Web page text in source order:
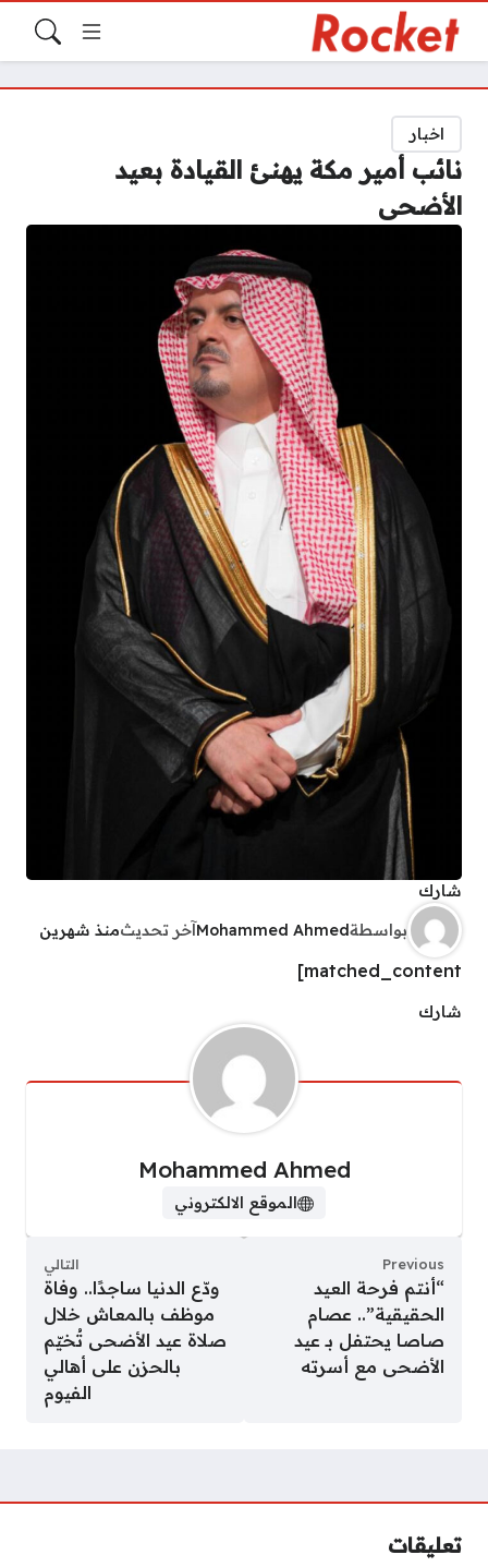
اخبار
نائب أمير مكة يهنئ القيادة بعيد
الأضحى
شارك
بواسطةMohammed Ahmedآخر تحديثمنذ شهرين
matched_content]
شارك
Mohammed Ahmed
الموقع الالكتروني
Previous
“أنتم فرحة العيد
الحقيقية”.. عصام
صاصا يحتفل بـ عيد
الأضحى مع أسرته
التالي
ودّع الدنيا ساجدًا.. وفاة
موظف بالمعاش خلال
صلاة عيد الأضحى تُخيّم
بالحزن على أهالي
الفيوم
تعليقات